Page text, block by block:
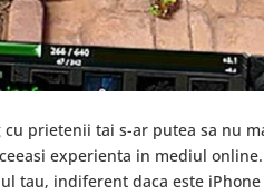
prietenii tai s-ar putea sa nu
experienta in mediul
tau, indiferent daca este